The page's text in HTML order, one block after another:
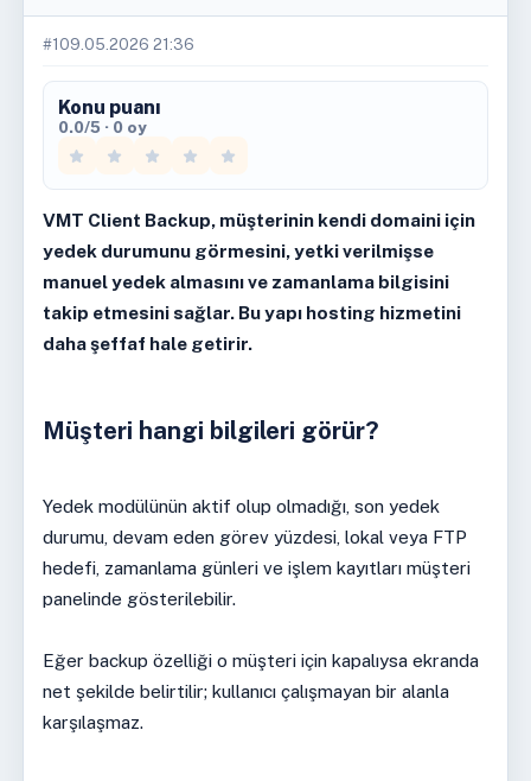
#1 09.05.2026 21:36
Konu puanı
0.0/5 · 0 oy
VMT Client Backup, müşterinin kendi domaini için
yedek durumunu görmesini, yetki verilmişse
manuel yedek almasını ve zamanlama bilgisini
takip etmesini sağlar. Bu yapı hosting hizmetini
daha şeffaf hale getirir.
Müşteri hangi bilgileri görür?
Yedek modülünün aktif olup olmadığı, son yedek
durumu, devam eden görev yüzdesi, lokal veya FTP
hedefi, zamanlama günleri ve işlem kayıtları müşteri
panelinde gösterilebilir.
Eğer backup özelliği o müşteri için kapalıysa ekranda
net şekilde belirtilir; kullanıcı çalışmayan bir alanla
karşılaşmaz.